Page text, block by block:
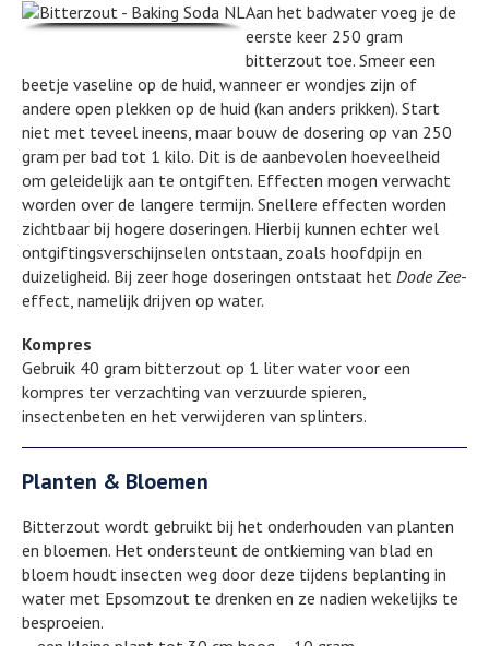
Aan het badwater voeg je de
eerste keer 250 gram
bitterzout toe. Smeer een
beetje vaseline op de huid, wanneer er wondjes zijn of
andere open plekken op de huid (kan anders prikken). Start
niet met teveel ineens, maar bouw de dosering op van 250
gram per bad tot 1 kilo. Dit is de aanbevolen hoeveelheid
om geleidelijk aan te ontgiften. Effecten mogen verwacht
worden over de langere termijn. Snellere effecten worden
zichtbaar bij hogere doseringen. Hierbij kunnen echter wel
ontgiftingsverschijnselen ontstaan, zoals hoofdpijn en
duizeligheid. Bij zeer hoge doseringen ontstaat het Dode Zee-
effect, namelijk drijven op water.
Kompres
Gebruik 40 gram bitterzout op 1 liter water voor een
kompres ter verzachting van verzuurde spieren,
insectenbeten en het verwijderen van splinters.
Planten & Bloemen
Bitterzout wordt gebruikt bij het onderhouden van planten
en bloemen. Het ondersteunt de ontkieming van blad en
bloem houdt insecten weg door deze tijdens beplanting in
water met Epsomzout te drenken en ze nadien wekelijks te
besproeien.